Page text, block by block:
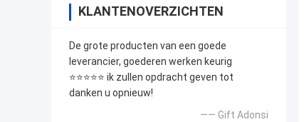
KLANTENOVERZICHTEN
De grote producten van een goede
leverancier, goederen werken keurig
⭐⭐⭐⭐⭐ ik zullen opdracht geven tot
danken u opnieuw!
—— Gift Adonsi